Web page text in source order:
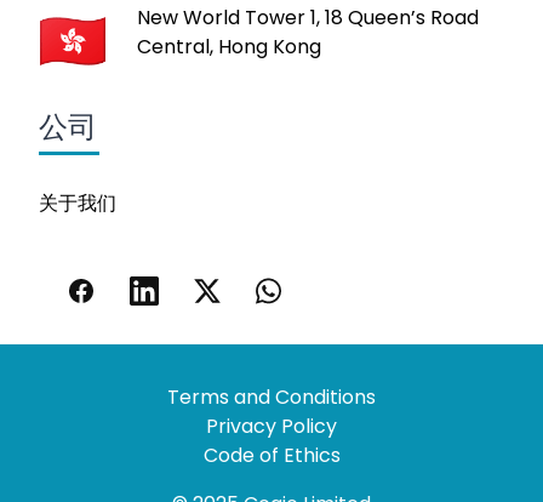
New World Tower 1, 18 Queen’s Road
Central, Hong Kong
公司
关于我们
Terms and Conditions
Privacy Policy
Code of Ethics